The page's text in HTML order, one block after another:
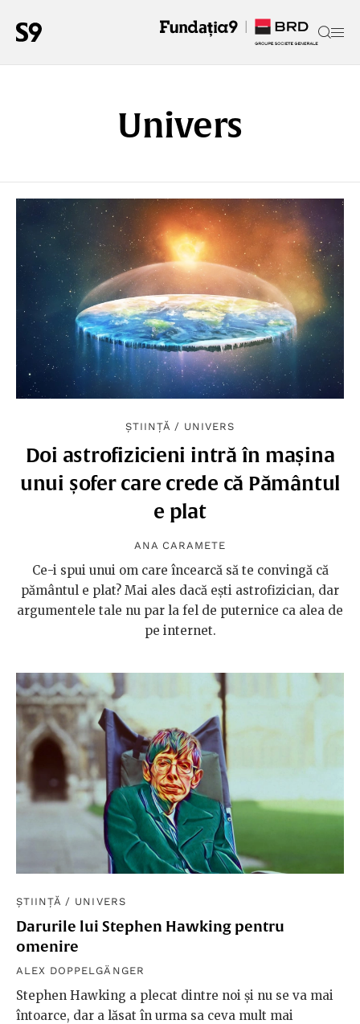
Univers
ȘTIINȚĂ / UNIVERS
Doi astrofizicieni intră în mașina
unui șofer care crede că Pământul
e plat
ANA CARAMETE
Ce-i spui unui om care încearcă să te convingă că
pământul e plat? Mai ales dacă ești astrofizician, dar
argumentele tale nu par la fel de puternice ca alea de
pe internet.
ȘTIINȚĂ / UNIVERS
Darurile lui Stephen Hawking pentru
omenire
ALEX DOPPELGÄNGER
Stephen Hawking a plecat dintre noi și nu se va mai
întoarce, dar a lăsat în urma sa ceva mult mai